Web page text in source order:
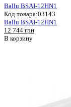
Ballu BSAI-12HN1
Код товара:03143
Ballu BSAI-12HN1
12 744 грн
В корзину